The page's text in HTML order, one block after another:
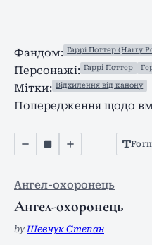
Фандом: Гаррі Поттер (Harry
Персонажі: Гаррі Поттер
Мітки: Відхилення від канону
Попередження щодо
Ангел-охоронець
Ангел-охоронець
by Шевчук Степан